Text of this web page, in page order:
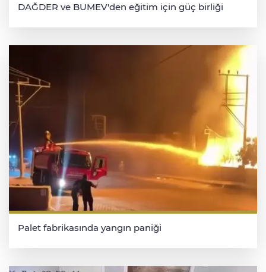
DAĞDER ve BUMEV'den eğitim için güç birliği
Palet fabrikasında yangın paniği